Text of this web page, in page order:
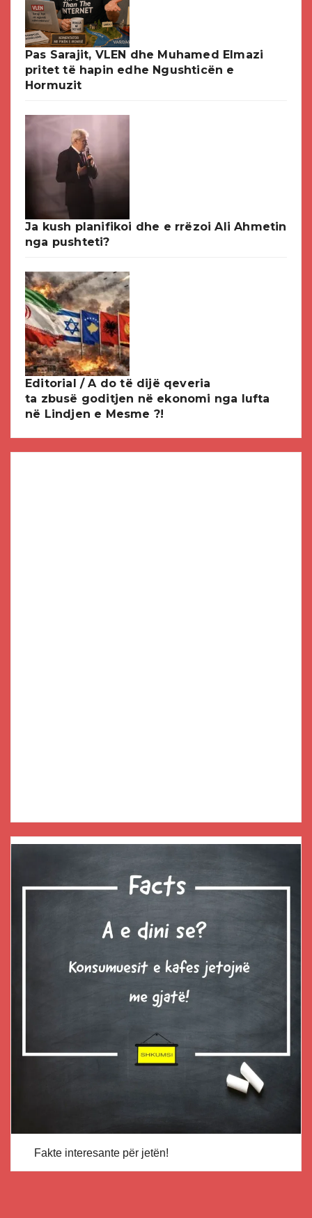
Pas Sarajit, VLEN dhe Muhamed Elmazi
pritet të hapin edhe Ngushticën e
Hormuzit
Ja kush planifikoi dhe e rrëzoi Ali Ahmetin
nga pushteti?
Editorial / A do të dijë qeveria
ta zbusë goditjen në ekonomi nga lufta
në Lindjen e Mesme ?!
Fakte interesante për jetën!